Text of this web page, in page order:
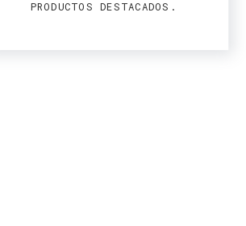
PRODUCTOS DESTACADOS.